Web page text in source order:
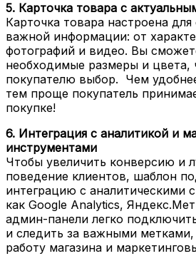
5. Карточка товара с
Карточка товара настроена
важной информации: от
фотографий и видео. Вы
необходимые размеры и цвета,
покупателю выбор. Чем
тем проще покупатель
покупке!
6. Интеграция с аналитикой и
инструментами
Чтобы увеличить конверсию и
поведение клиентов, шаблон
интеграцию с аналитическими
как Google Analytics,
админ-панели легко
и следить за важными
работу магазина и